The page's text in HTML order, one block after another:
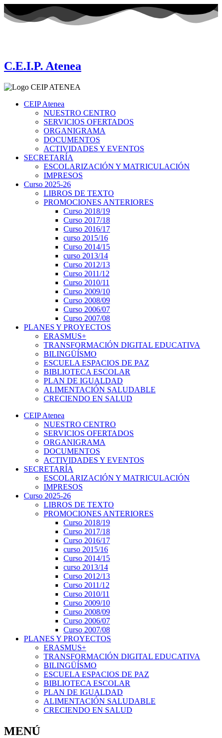
Ir
al
contenido
C.E.I.P. Atenea
CEIP Atenea
NUESTRO CENTRO
SERVICIOS OFERTADOS
ORGANIGRAMA
DOCUMENTOS
ACTIVIDADES Y EVENTOS
SECRETARÍA
ESCOLARIZACIÓN Y MATRICULACIÓN
IMPRESOS
Curso 2025-26
LIBROS DE TEXTO
PROMOCIONES ANTERIORES
Curso 2018/19
Curso 2017/18
Curso 2016/17
curso 2015/16
Curso 2014/15
curso 2013/14
Curso 2012/13
Curso 2011/12
Curso 2010/11
Curso 2009/10
Curso 2008/09
Curso 2006/07
Curso 2007/08
PLANES Y PROYECTOS
ERASMUS+
TRANSFORMACIÓN DIGITAL EDUCATIVA
BILINGÜÍSMO
ESCUELA ESPACIOS DE PAZ
BIBLIOTECA ESCOLAR
PLAN DE IGUALDAD
ALIMENTACIÓN SALUDABLE
CRECIENDO EN SALUD
CEIP Atenea
NUESTRO CENTRO
SERVICIOS OFERTADOS
ORGANIGRAMA
DOCUMENTOS
ACTIVIDADES Y EVENTOS
SECRETARÍA
ESCOLARIZACIÓN Y MATRICULACIÓN
IMPRESOS
Curso 2025-26
LIBROS DE TEXTO
PROMOCIONES ANTERIORES
Curso 2018/19
Curso 2017/18
Curso 2016/17
curso 2015/16
Curso 2014/15
curso 2013/14
Curso 2012/13
Curso 2011/12
Curso 2010/11
Curso 2009/10
Curso 2008/09
Curso 2006/07
Curso 2007/08
PLANES Y PROYECTOS
ERASMUS+
TRANSFORMACIÓN DIGITAL EDUCATIVA
BILINGÜÍSMO
ESCUELA ESPACIOS DE PAZ
BIBLIOTECA ESCOLAR
PLAN DE IGUALDAD
ALIMENTACIÓN SALUDABLE
CRECIENDO EN SALUD
MENÚ